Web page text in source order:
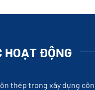
HOẠT ĐỘNG
thép trong xây dựng